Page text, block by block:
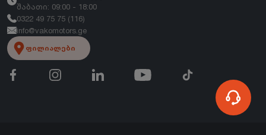
შაბათი: 09:00 - 18:00
0322 49 75 75 (116)
info@vakomotors.ge
ფილიალები